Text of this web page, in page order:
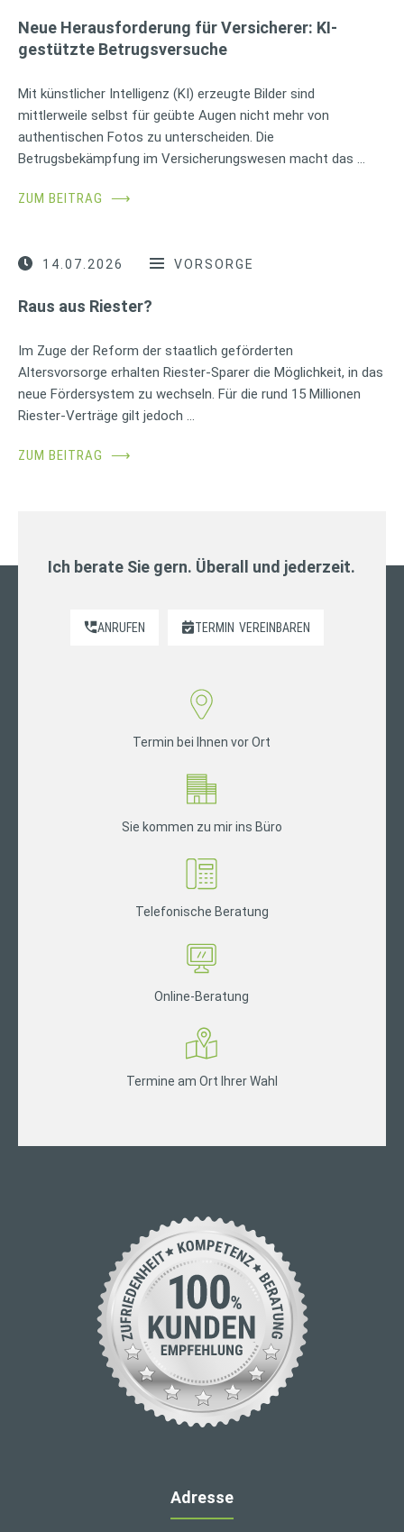
Neue Herausforderung für Versicherer: KI-
gestützte Betrugsversuche
Mit künstlicher Intelligenz (KI) erzeugte Bilder sind
mittlerweile selbst für geübte Augen nicht mehr von
authentischen Fotos zu unterscheiden. Die
Betrugsbekämpfung im Versicherungswesen macht das …
ZUM BEITRAG ⟶
14.07.2026 VORSORGE
Raus aus Riester?
Im Zuge der Reform der staatlich geförderten
Altersvorsorge erhalten Riester-Sparer die Möglichkeit, in das
neue Fördersystem zu wechseln. Für die rund 15 Millionen
Riester-Verträge gilt jedoch …
ZUM BEITRAG ⟶
Ich berate Sie gern. Überall und jederzeit.
ANRUFEN TERMIN VEREINBAREN
Termin bei Ihnen vor Ort
Sie kommen zu mir ins Büro
Telefonische Beratung
Online-Beratung
Termine am Ort Ihrer Wahl
Adresse